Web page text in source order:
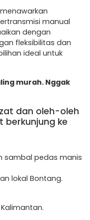
manual
dengan
fleksibilitas dan
ideal untuk
murah. Nggak
dan oleh-oleh
berkunjung ke
sambal pedas manis
lokal Bontang.